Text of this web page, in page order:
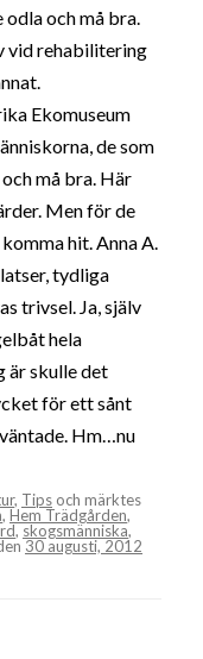
och må bra.
vid rehabilitering
Ekomuseum
de som
må bra. Här
Men för de
hit. Anna A.
tydliga
trivsel. Ja, själv
hela
är skulle det
för ett sånt
Hm…nu
, Tips och märktes
, Hem Trädgården,
, skogsmänniska,
30 augusti, 2012